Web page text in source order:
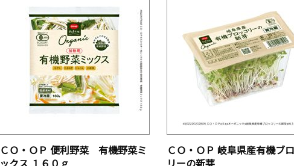
ＣＯ・ＯＰ 便利野菜 有機野菜ミ
ックス １６０ｇ
ＣＯ・ＯＰ 岐阜県産有機ブ
リーの新芽